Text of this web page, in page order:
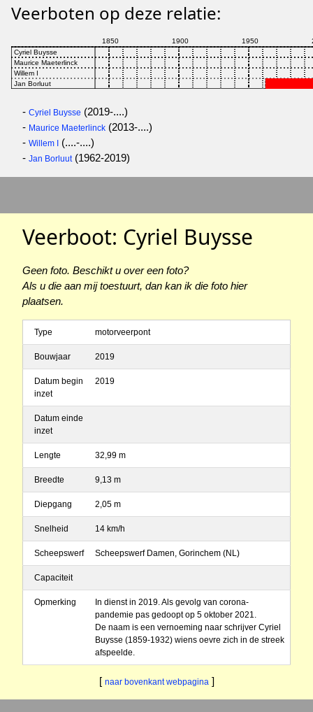
Veerboten op deze relatie:
- Cyriel Buysse (2019-....)
- Maurice Maeterlinck (2013-....)
- Willem I
(....-....)
- Jan Borluut(1962-2019)
Veerboot: Cyriel Buysse
Geen foto. Beschikt u over een foto?
Als u die aan mij toestuurt, dan kan ik die foto hier
plaatsen.
Type motorveerpont
Bouwjaar 2019
Datum begin
inzet
2019
Datum einde
inzet
Lengte 32,99 m
Breedte 9,13 m
Diepgang 2,05 m
Snelheid 14 km/h
Scheepswerf Scheepswerf Damen, Gorinchem (NL)
Capaciteit
Opmerking
In dienst in 2019. Als gevolg van corona-
pandemie pas gedoopt op 5 oktober 2021.
De naam is een vernoeming naar schrijver Cyriel
Buysse (1859-1932) wiens oevre zich in de streek
afspeelde.
[ naar bovenkant webpagina ]